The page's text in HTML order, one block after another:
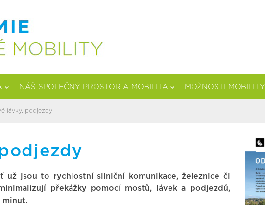
NÁŠ SPOLEČNÝ PROSTOR A MOBILITA MOŽNOSTI MOBILITY
lávky, podjezdy
už jsou to rychlostní silniční komunikace, železnice či
překážky pomocí mostů, lávek a podjezdů,
minut.